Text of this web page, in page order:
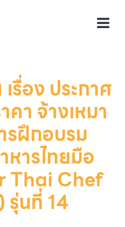
รื่อง ประกาศ
คา จ้างเหมา
รฝึกอบรม
หารไทยมือ
Thai Chef
นที่ 14